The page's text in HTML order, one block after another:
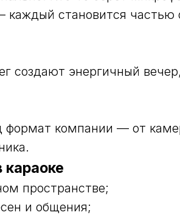
каждый становится частью
создают энергичный
формат компании — от
караоке
пространстве;
и общения;